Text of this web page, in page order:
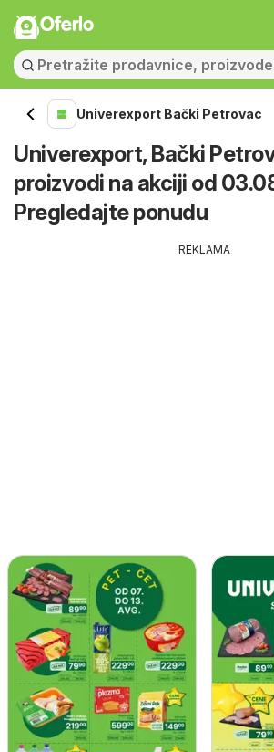
Oferlo
Univerexport Bački Petrovac
Univerexport, Bački
proizvodi na akciji od
Pregledajte ponudu
REKLAMA